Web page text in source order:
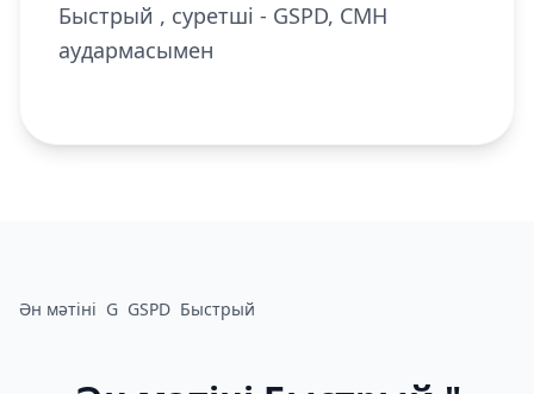
Быстрый , суретші - GSPD, CMH
аудармасымен
Ән мәтіні G GSPD Быстрый